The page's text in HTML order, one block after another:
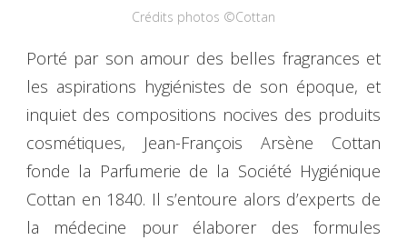
Crédits photos ©Cottan
Porté par son amour des belles fragrances et
les aspirations hygiénistes de son époque, et
inquiet des compositions nocives des produits
cosmétiques, Jean-François Arsène Cottan
fonde la Parfumerie de la Société Hygiénique
Cottan en 1840. Il s’entoure alors d’experts de
la médecine pour élaborer des formules